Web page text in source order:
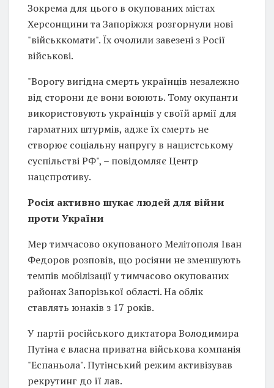
Зокрема для цього в окупованих містах
Херсонщини та Запоріжжя розгорнули нові
"військкомати". Їх очолили завезені з Росії
військові.
"Ворогу вигідна смерть українців незалежно
від сторони де вони воюють. Тому окупанти
використовують українців у своїй армії для
гарматних штурмів, адже їх смерть не
створює соціальну напругу в нацистському
суспільстві РФ", – повідомляє Центр
нацспротиву.
Росія активно шукає людей для війни
проти України
Мер тимчасово окупованого Мелітополя Іван
Федоров розповів, що росіяни не зменшують
темпів мобілізації у тимчасово окупованих
районах Запорізької області. На облік
ставлять юнаків з 17 років.
У партії російського диктатора Володимира
Путіна є власна приватна військова компанія
"Еспаньола". Путінський режим активізував
рекрутинг до її лав.